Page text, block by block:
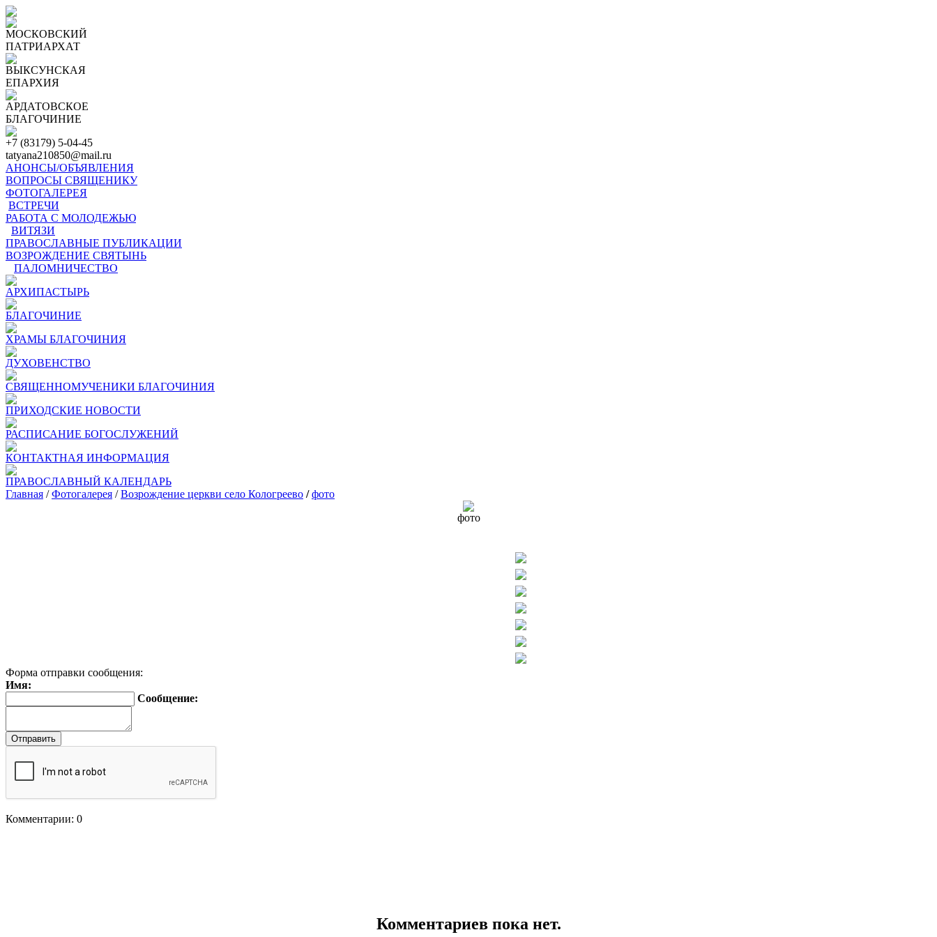
МОСКОВСКИЙ
ПАТРИАРХАТ
ВЫКСУНСКАЯ
ЕПАРХИЯ
АРДАТОВСКОЕ
БЛАГОЧИНИЕ
+7 (83179) 5-04-45
tatyana210850@mail.ru
АНОНСЫ/ОБЪЯВЛЕНИЯ
ВОПРОСЫ СВЯЩЕНИКУ
ФОТОГАЛЕРЕЯ
ВСТРЕЧИ
РАБОТА С МОЛОДЕЖЬЮ
ВИТЯЗИ
ПРАВОСЛАВНЫЕ ПУБЛИКАЦИИ
ВОЗРОЖДЕНИЕ СВЯТЫНЬ
ПАЛОМНИЧЕСТВО
АРХИПАСТЫРЬ
БЛАГОЧИНИЕ
ХРАМЫ БЛАГОЧИНИЯ
ДУХОВЕНСТВО
СВЯЩЕННОМУЧЕНИКИ БЛАГОЧИНИЯ
ПРИХОДСКИЕ НОВОСТИ
РАСПИСАНИЕ БОГОСЛУЖЕНИЙ
КОНТАКТНАЯ ИНФОРМАЦИЯ
ПРАВОСЛАВНЫЙ КАЛЕНДАРЬ
Главная /Фотогалерея /Возрождение церкви село Кологреево /фото
фото
Форма отправки сообщения:
Имя:
Сообщение:
Комментарии: 0
Комментариев пока нет.